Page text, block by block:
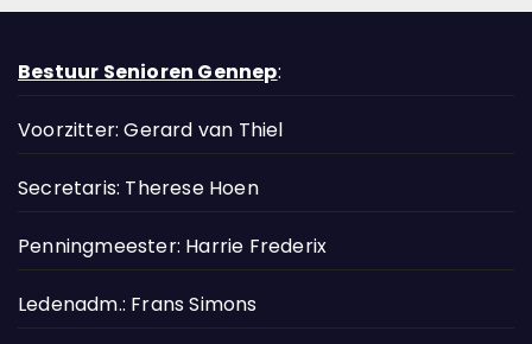
Bestuur Senioren Gennep:
Voorzitter: Gerard van Thiel
Secretaris: Therese Hoen
Penningmeester: Harrie Frederix
Ledenadm.: Frans Simons